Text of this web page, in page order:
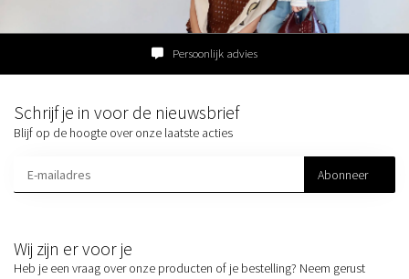
Persoonlijk advies
Wij zijn er voor je
Heb je een vraag over onze producten of je bestelling? Neem gerust
Schrijf je in voor de nieuwsbrief
Blijf op de hoogte over onze laatste acties
Abonneer